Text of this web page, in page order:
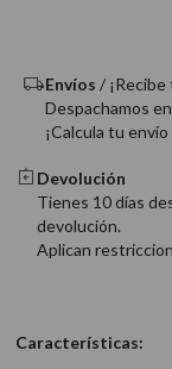
Envíos /
Despachamos
¡Calcula tu envío
Devolución
Tienes 10 días
devolución.
Aplican
Características: